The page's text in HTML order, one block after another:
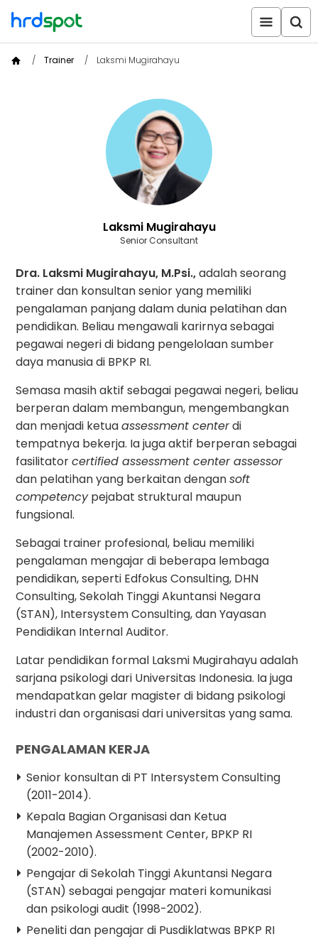
Trainer Laksmi Mugirahayu
Laksmi Mugirahayu
Senior Consultant
Dra. Laksmi Mugirahayu, M.Psi.,adalah seorang
trainer dan konsultan senior yang memiliki
pengalaman panjang dalam dunia pelatihan dan
pendidikan. Beliau mengawali karirnya sebagai
pegawai negeri di bidang pengelolaan sumber
daya manusia di BPKP RI.
Semasa masih aktif sebagai pegawai negeri, beliau
berperan dalam membangun, mengembangkan
dan menjadi ketuaassessment centerdi
tempatnya bekerja. Ia juga aktif berperan sebagai
fasilitatorcertified assessment center assessor
dan pelatihan yang berkaitan dengansoft
competencypejabat struktural maupun
fungsional.
Sebagai trainer profesional, beliau memiliki
pengalaman mengajar di beberapa lembaga
pendidikan, seperti Edfokus Consulting, DHN
Consulting, Sekolah Tinggi Akuntansi Negara
(STAN), Intersystem Consulting, dan Yayasan
Pendidikan Internal Auditor.
Latar pendidikan formal Laksmi Mugirahayu adalah
sarjana psikologi dari Universitas Indonesia. Ia juga
mendapatkan gelar magister di bidang psikologi
industri dan organisasi dari universitas yang sama.
PENGALAMAN KERJA
Senior konsultan di PT Intersystem Consulting
(2011-2014).
Kepala Bagian Organisasi dan Ketua
Manajemen Assessment Center, BPKP RI
(2002-2010).
Pengajar di Sekolah Tinggi Akuntansi Negara
(STAN) sebagai pengajar materi komunikasi
dan psikologi audit (1998-2002).
Peneliti dan pengajar di Pusdiklatwas BPKP RI